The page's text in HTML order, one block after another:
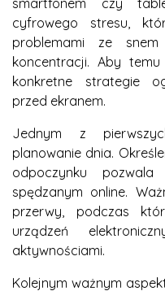
cyfrowego stresu,
problemami ze
koncentracji. Aby
konkretne strategie
przed ekranem.
Jednym z
planowanie dnia.
odpoczynku
spędzanym online.
przerwy, podczas
urządzeń
aktywnościami.
Kolejnym ważnym